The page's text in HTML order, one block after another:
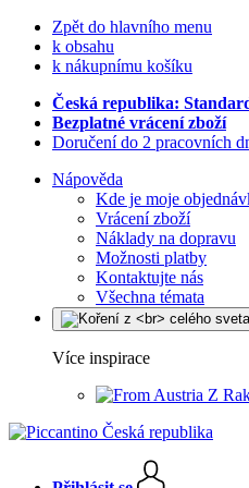
Zpět do hlavního menu
k obsahu
k nákupnímu košíku
Česká republika:
Bezplatné vrácení zboží
Doručení do 2 pracovních
Nápověda
Kde je moje
Vrácení zboží
Náklady na dopravu
Možnosti platby
Kontaktujte nás
Všechna témata
Více inspirace
Z